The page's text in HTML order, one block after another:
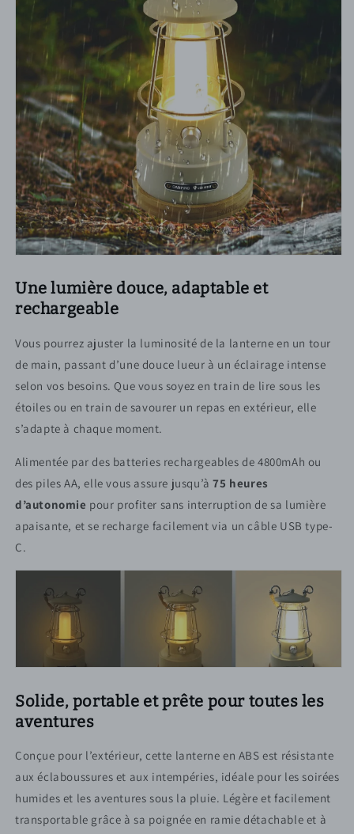
Une lumière douce, adaptable et
rechargeable
Vous pourrez ajuster la luminosité de la lanterne en un tour
de main, passant d’une douce lueur à un éclairage intense
selon vos besoins. Que vous soyez en train de lire sous les
étoiles ou en train de savourer un repas en extérieur, elle
s’adapte à chaque moment.
Alimentée par des batteries rechargeables de 4800mAh ou
des piles AA, elle vous assure jusqu’à75 heures
d’autonomie pour profiter sans interruption de sa lumière
apaisante, et se recharge facilement via un câble USB type-
C.
Solide, portable et prête pour toutes les
aventures
Conçue pour l’extérieur, cette lanterne en ABS est résistante
aux éclaboussures et aux intempéries, idéale pour les soirées
humides et les aventures sous la pluie. Légère et facilement
transportable grâce à sa poignée en ramie détachable et à